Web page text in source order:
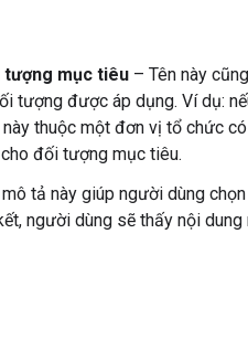
tượng mục tiêu – Tên này
tượng được áp dụng. Ví dụ:
thuộc một đơn vị tổ chức
đối tượng mục tiêu.
tả này giúp người dùng
người dùng sẽ thấy nội